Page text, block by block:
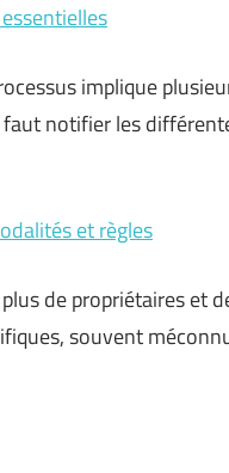
implique
notifier les
et règles
de propriétaires et
souvent